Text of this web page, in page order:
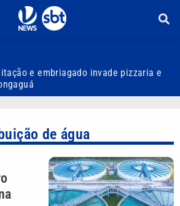
e embriagado invade pizzaria e
de água